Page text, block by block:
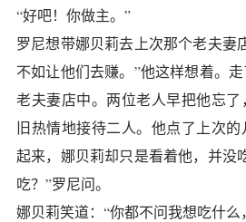
“好吧！你做主。”
罗尼想带娜贝莉去上次那个老夫妻
不如让他们去赚。”他这样想着。
老夫妻店中。两位老人早把他忘
旧热情地接待二人。他点了上次
起来，娜贝莉却只是看着他，并没
吃？”罗尼问。
娜贝莉笑道：“你都不问我想吃什么